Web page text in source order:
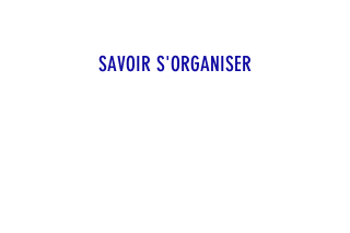
SAVOIR S'ORGANISER